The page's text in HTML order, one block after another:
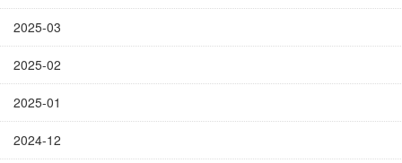
2025-03
2025-02
2025-01
2024-12